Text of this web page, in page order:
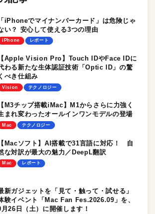
「iPhoneでマイナンバーカード」は危険じゃ
い？ 安心して使える3つの理由
iPhone レポート
【Apple Vision Pro】Touch IDやFace IDに
わる新たな生体認証技術「Optic ID」の驚
べき仕組み
Vision テクノロジー
【M3チップ搭載iMac】M1からさらに力強く
まれ変わったオールインワンモデルの登場
Mac テクノロジー
【Macソフト】AI搭載で31言語に対応！ 自
な対訳が最大の魅力／DeepL翻訳
Mac レポート
新ガジェットを「見て・触って・試せる」
験イベント「Mac Fan Fes.2026.09」を、
月26日（土）に開催します！